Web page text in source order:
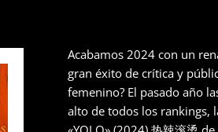
Acabamos 2024 con un
gran éxito de crítica y
femenino? El pasado año
alto de todos los rankings,